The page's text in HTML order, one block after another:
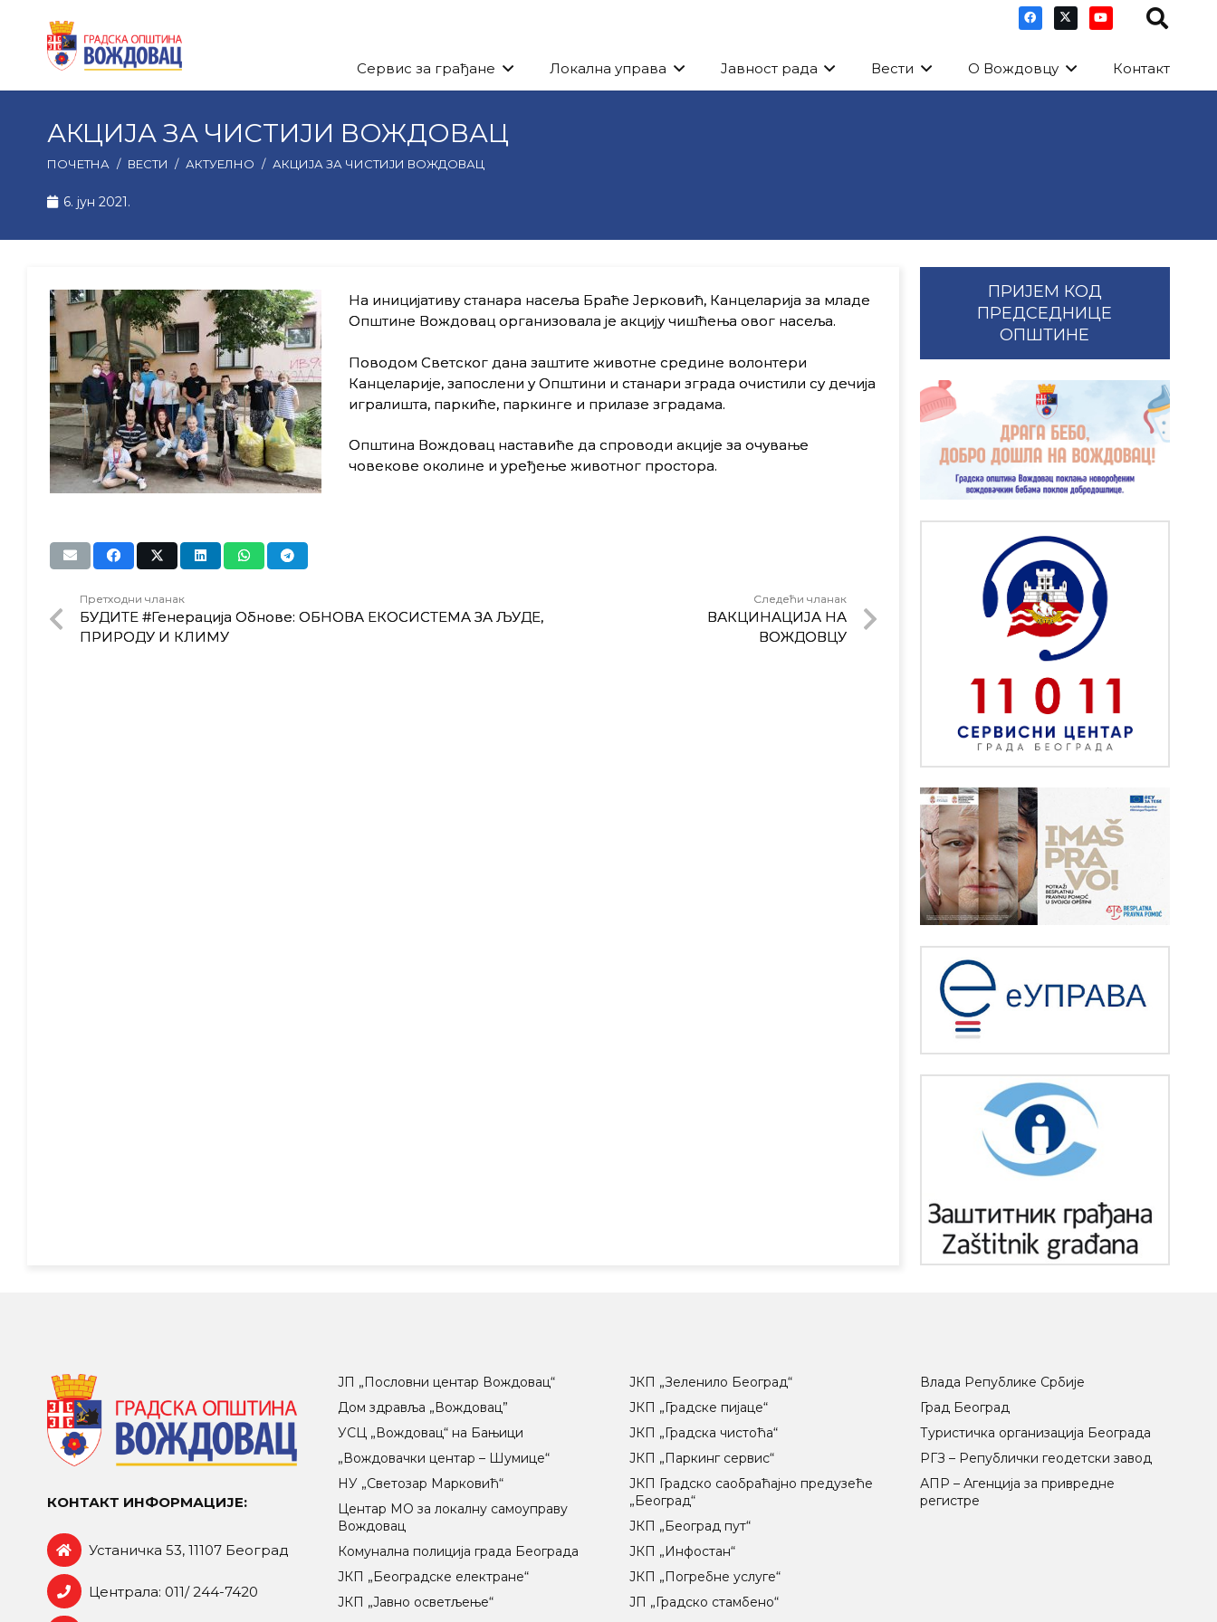
Сервис за грађане Локална управа Јавност рада Вести О Вождовцу Контакт
АКЦИЈА ЗА ЧИСТИЈИ ВОЖДОВАЦ
ПОЧЕТНА / ВЕСТИ / АКТУЕЛНО / АКЦИЈА ЗА ЧИСТИЈИ ВОЖДОВАЦ
6. јун 2021.
На иницијативу станара насеља Браће Јерковић, Канцеларија за младе
Општине Вождовац организовала је акцију чишћења овог насеља.
Поводом Светског дана заштите животне средине волонтери
Канцеларије, запослени у Општини и станари зграда очистили су дечија
игралишта, паркиће, паркинге и прилазе зградама.
Општина Вождовац наставиће да спроводи акције за очување
човекове околине и уређење животног простора.
Претходни чланак
БУДИТЕ #Генерација Обнове: ОБНОВА ЕКОСИСТЕМА ЗА ЉУДЕ,
ПРИРОДУ И КЛИМУ
Следећи чланак
ВАКЦИНАЦИЈА НА
ВОЖДОВЦУ
ПРИЈЕМ КОД
ПРЕДСЕДНИЦЕ
ОПШТИНЕ
КОНТАКТ ИНФОРМАЦИЈЕ:
Устаничка 53, 11107 Београд
Централа: 011/ 244-7420
ЈП „Пословни центар Вождовац“
Дом здравља „Вождовац”
УСЦ „Вождовац“ на Бањици
„Вождовачки центар – Шумице“
НУ „Светозар Марковић“
Центар МO за локалну самоуправу
Вождовац
Комунална полиција града Београда
ЈКП „Београдске електране“
ЈКП „Јавно осветљење“
ЈКП „Зеленило Београд“
ЈКП „Градске пијаце“
ЈКП „Градска чистоћа“
ЈКП „Паркинг сервис“
ЈКП Градско саобраћајно предузеће
„Београд“
ЈКП „Београд пут“
ЈКП „Инфостан“
ЈКП „Погребне услуге“
ЈП „Градско стамбено“
Влада Републике Србије
Град Београд
Туристичка организација Београда
РГЗ – Републички геодетски завод
АПР – Агенција за привредне
регистре